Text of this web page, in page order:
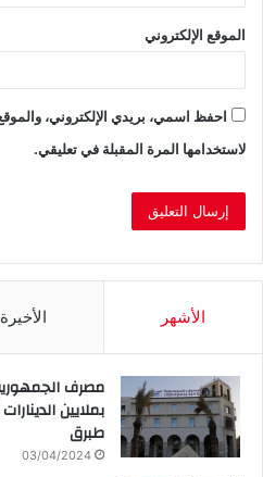
الموقع الإلكتروني
احفظ اسمي، بريدي الإلكتروني،
لاستخدامها المرة المقبلة في تعليقي.
الأشهر الأخيرة
مصرف
بملايين
طبرق
03/04/2024